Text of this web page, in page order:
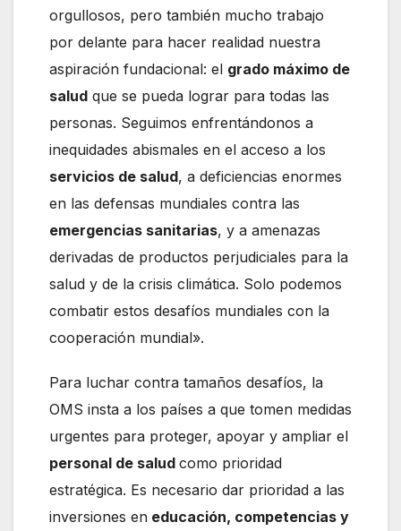
orgullosos, pero también mucho trabajo
por delante para hacer realidad nuestra
aspiración fundacional: el grado máximo de
salud que se pueda lograr para todas las
personas. Seguimos enfrentándonos a
inequidades abismales en el acceso a los
servicios de salud, a deficiencias enormes
en las defensas mundiales contra las
emergencias sanitarias, y a amenazas
derivadas de productos perjudiciales para la
salud y de la crisis climática. Solo podemos
combatir estos desafíos mundiales con la
cooperación mundial».
Para luchar contra tamaños desafíos, la
OMS insta a los países a que tomen medidas
urgentes para proteger, apoyar y ampliar el
personal de salud como prioridad
estratégica. Es necesario dar prioridad a las
inversiones en educación, competencias y